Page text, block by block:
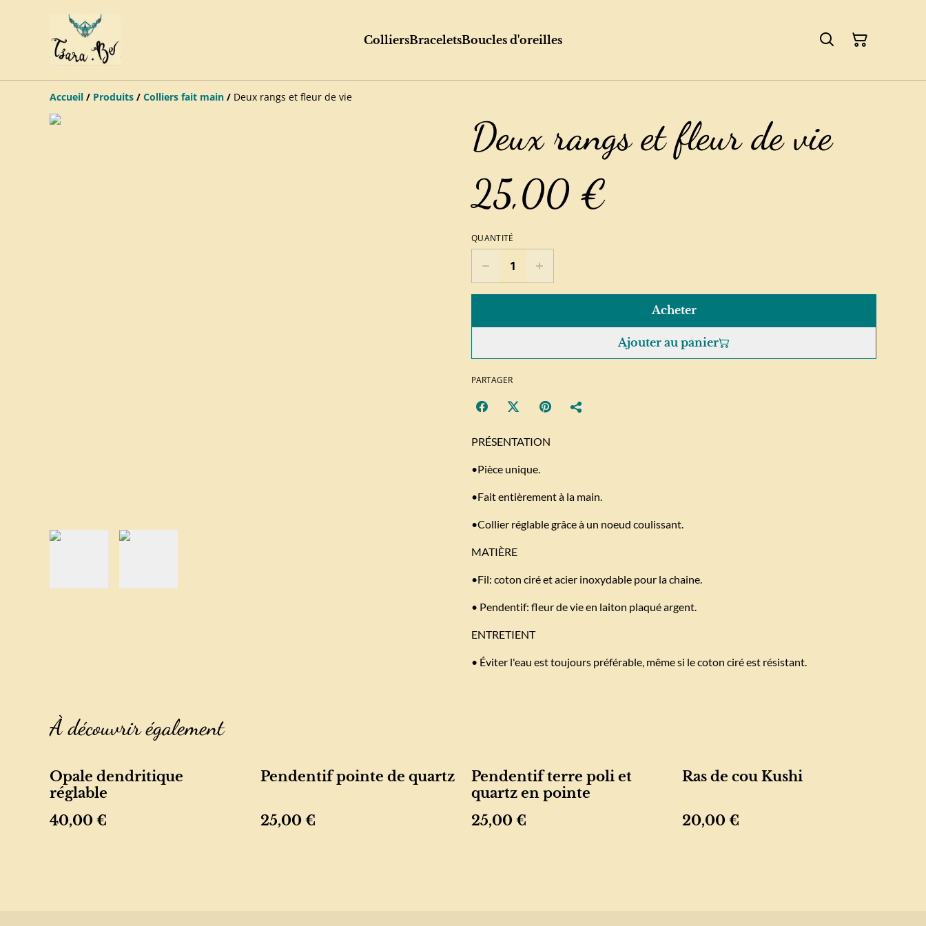
ColliersBraceletsBoucles d'oreilles
Accueil / Produits / Colliers fait main / Deux rangs et fleur de vie
Deux rangs et fleur de vie
25,00 €
QUANTITÉ
Acheter
Ajouter au panier
PARTAGER
PRÉSENTATION
•Pièce unique.
•Fait entièrement à la main.
•Collier réglable grâce à un noeud coulissant.
MATIÈRE
•Fil: coton ciré et acier inoxydable pour la chaine.
• Pendentif: fleur de vie en laiton plaqué argent.
ENTRETIENT
• Éviter l'eau est toujours préférable, même si le coton ciré est résistant.
À découvrir également
Opale dendritique
réglable
40,00 €
Pendentif pointe de quartz
25,00 €
Pendentif terre poli et
quartz en pointe
25,00 €
Ras de cou Kushi
20,00 €